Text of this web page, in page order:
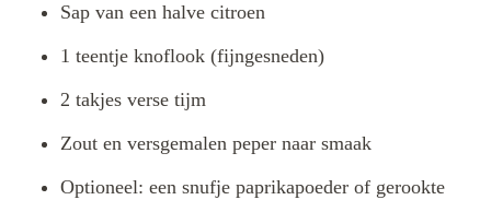
Sap van een halve citroen
1 teentje knoflook (fijngesneden)
2 takjes verse tijm
Zout en versgemalen peper naar smaak
Optioneel: een snufje paprikapoeder of gerookte